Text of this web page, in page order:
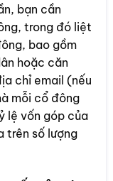
bạn cần
trong đó liệt
bao gồm
hoặc căn
chỉ email (nếu
mỗi cổ đông
lệ vốn góp của
trên số lượng